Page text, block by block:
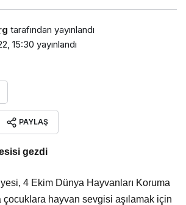
tarafından yayınlandı
15:30 yayınlandı
PAYLAŞ
gezdi
4 Ekim Dünya Hayvanları Koruma
çocuklara hayvan sevgisi aşılamak için